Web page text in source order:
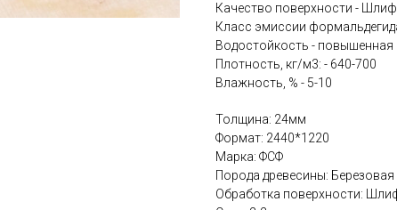
Качество поверхности -
Класс эмиссии
Водостойкость - повышенная
Плотность, кг/м3: - 640-700
Влажность, % - 5-10
Толщина: 24мм
Формат: 2440*1220
Марка: ФСФ
Порода древесины: Березовая
Обработка поверхности: